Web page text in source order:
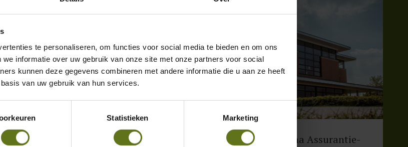
te personaliseren, om functies voor social media te bieden en om ons
informatie over uw gebruik van onze site met onze partners voor social
kunnen deze gegevens combineren met andere informatie die u aan ze heeft
van uw gebruik van hun services.
Statistieken Marketing
| Equip Medikey
Klantverhaal | Thoma Assurantie-